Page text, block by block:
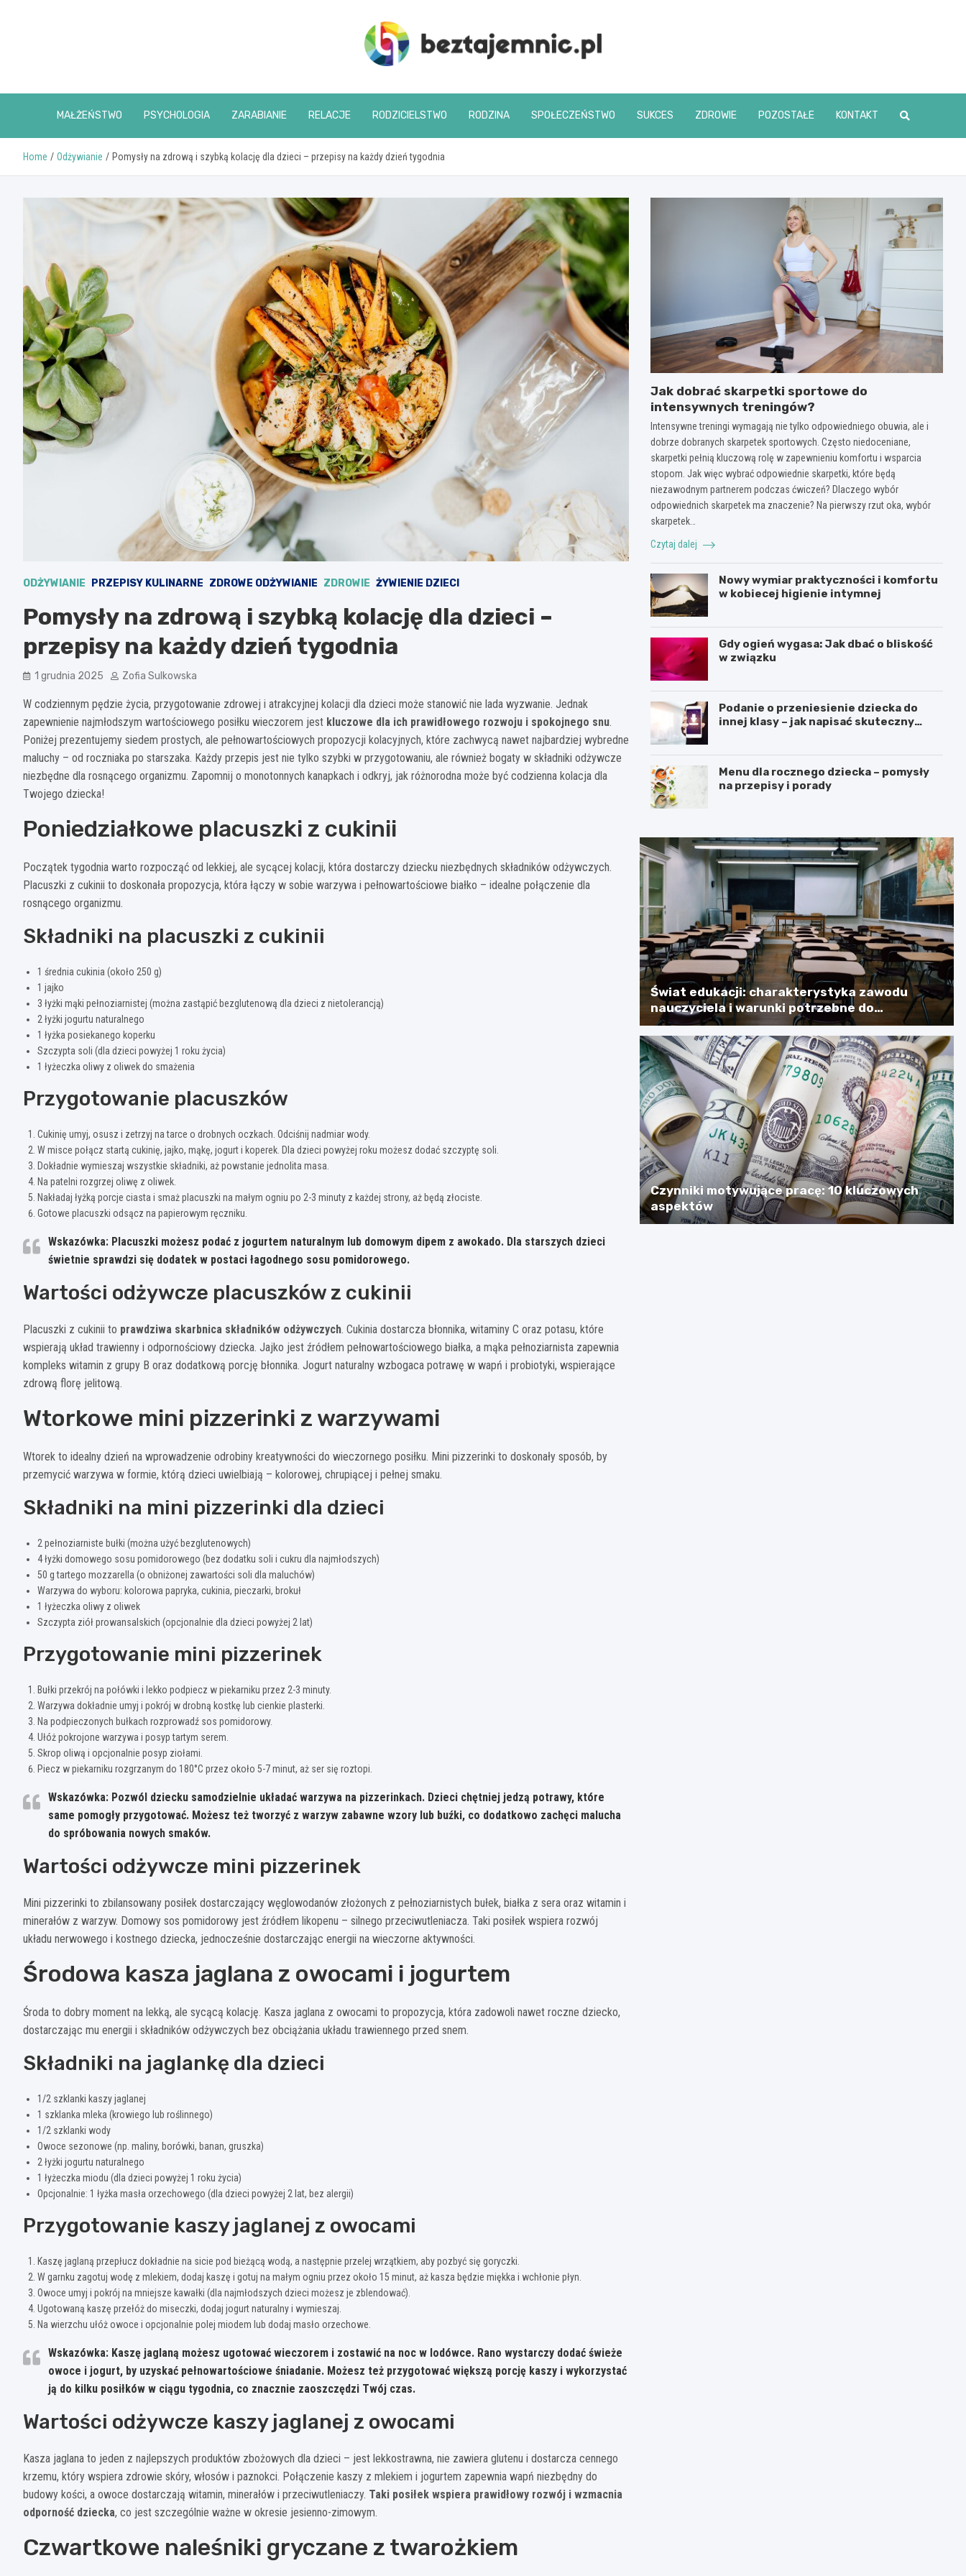
beztajemnic.pl
MAŁŻEŃSTWO PSYCHOLOGIA ZARABIANIE RELACJE RODZICIELSTWO RODZINA SPOŁECZEŃSTWO SUKCES ZDROWIE POZOSTAŁE KONTAKT
Home Odżywianie Pomysły na zdrową i szybką kolację dla dzieci – przepisy na każdy dzień tygodnia
ODŻYWIANIE PRZEPISY KULINARNE ZDROWE ODŻYWIANIE ZDROWIE ŻYWIENIE DZIECI
Pomysły na zdrową i szybką kolację dla dzieci –
przepisy na każdy dzień tygodnia
1 grudnia 2025 Zofia Sulkowska
W codziennym pędzie życia, przygotowanie zdrowej i atrakcyjnej kolacji dla dzieci może stanowić nie lada wyzwanie. Jednak
zapewnienie najmłodszym wartościowego posiłku wieczorem jest kluczowe dla ich prawidłowego rozwoju i spokojnego snu.
Poniżej prezentujemy siedem prostych, ale pełnowartościowych propozycji kolacyjnych, które zachwycą nawet najbardziej wybredne
maluchy – od roczniaka po starszaka. Każdy przepis jest nie tylko szybki w przygotowaniu, ale również bogaty w składniki odżywcze
niezbędne dla rosnącego organizmu. Zapomnij o monotonnych kanapkach i odkryj, jak różnorodna może być codzienna kolacja dla
Twojego dziecka!
Poniedziałkowe placuszki z cukinii
Początek tygodnia warto rozpocząć od lekkiej, ale sycącej kolacji, która dostarczy dziecku niezbędnych składników odżywczych.
Placuszki z cukinii to doskonała propozycja, która łączy w sobie warzywa i pełnowartościowe białko – idealne połączenie dla
rosnącego organizmu.
Składniki na placuszki z cukinii
1 średnia cukinia (około 250 g)
1 jajko
3 łyżki mąki pełnoziarnistej (można zastąpić bezglutenową dla dzieci z nietolerancją)
2 łyżki jogurtu naturalnego
1 łyżka posiekanego koperku
Szczypta soli (dla dzieci powyżej 1 roku życia)
1 łyżeczka oliwy z oliwek do smażenia
Przygotowanie placuszków
Cukinię umyj, osusz i zetrzyj na tarce o drobnych oczkach. Odciśnij nadmiar wody.
W misce połącz startą cukinię, jajko, mąkę, jogurt i koperek. Dla dzieci powyżej roku możesz dodać szczyptę soli.
Dokładnie wymieszaj wszystkie składniki, aż powstanie jednolita masa.
Na patelni rozgrzej oliwę z oliwek.
Nakładaj łyżką porcje ciasta i smaż placuszki na małym ogniu po 2-3 minuty z każdej strony, aż będą złociste.
Gotowe placuszki odsącz na papierowym ręczniku.
Wskazówka: Placuszki możesz podać z jogurtem naturalnym lub domowym dipem z awokado. Dla starszych dzieci
świetnie sprawdzi się dodatek w postaci łagodnego sosu pomidorowego.
Wartości odżywcze placuszków z cukinii
Placuszki z cukinii to prawdziwa skarbnica składników odżywczych. Cukinia dostarcza błonnika, witaminy C oraz potasu, które
wspierają układ trawienny i odpornościowy dziecka. Jajko jest źródłem pełnowartościowego białka, a mąka pełnoziarnista zapewnia
kompleks witamin z grupy B oraz dodatkową porcję błonnika. Jogurt naturalny wzbogaca potrawę w wapń i probiotyki, wspierające
zdrową florę jelitową.
Wtorkowe mini pizzerinki z warzywami
Wtorek to idealny dzień na wprowadzenie odrobiny kreatywności do wieczornego posiłku. Mini pizzerinki to doskonały sposób, by
przemycić warzywa w formie, którą dzieci uwielbiają – kolorowej, chrupiącej i pełnej smaku.
Składniki na mini pizzerinki dla dzieci
2 pełnoziarniste bułki (można użyć bezglutenowych)
4 łyżki domowego sosu pomidorowego (bez dodatku soli i cukru dla najmłodszych)
50 g tartego mozzarella (o obniżonej zawartości soli dla maluchów)
Warzywa do wyboru: kolorowa papryka, cukinia, pieczarki, brokuł
1 łyżeczka oliwy z oliwek
Szczypta ziół prowansalskich (opcjonalnie dla dzieci powyżej 2 lat)
Przygotowanie mini pizzerinek
Bułki przekrój na połówki i lekko podpiecz w piekarniku przez 2-3 minuty.
Warzywa dokładnie umyj i pokrój w drobną kostkę lub cienkie plasterki.
Na podpieczonych bułkach rozprowadź sos pomidorowy.
Ułóż pokrojone warzywa i posyp tartym serem.
Skrop oliwą i opcjonalnie posyp ziołami.
Piecz w piekarniku rozgrzanym do 180°C przez około 5-7 minut, aż ser się roztopi.
Wskazówka: Pozwól dziecku samodzielnie układać warzywa na pizzerinkach. Dzieci chętniej jedzą potrawy, które
same pomogły przygotować. Możesz też tworzyć z warzyw zabawne wzory lub buźki, co dodatkowo zachęci malucha
do spróbowania nowych smaków.
Wartości odżywcze mini pizzerinek
Mini pizzerinki to zbilansowany posiłek dostarczający węglowodanów złożonych z pełnoziarnistych bułek, białka z sera oraz witamin i
minerałów z warzyw. Domowy sos pomidorowy jest źródłem likopenu – silnego przeciwutleniacza. Taki posiłek wspiera rozwój
układu nerwowego i kostnego dziecka, jednocześnie dostarczając energii na wieczorne aktywności.
Środowa kasza jaglana z owocami i jogurtem
Środa to dobry moment na lekką, ale sycącą kolację. Kasza jaglana z owocami to propozycja, która zadowoli nawet roczne dziecko,
dostarczając mu energii i składników odżywczych bez obciążania układu trawiennego przed snem.
Składniki na jaglankę dla dzieci
1/2 szklanki kaszy jaglanej
1 szklanka mleka (krowiego lub roślinnego)
1/2 szklanki wody
Owoce sezonowe (np. maliny, borówki, banan, gruszka)
2 łyżki jogurtu naturalnego
1 łyżeczka miodu (dla dzieci powyżej 1 roku życia)
Opcjonalnie: 1 łyżka masła orzechowego (dla dzieci powyżej 2 lat, bez alergii)
Przygotowanie kaszy jaglanej z owocami
Kaszę jaglaną przepłucz dokładnie na sicie pod bieżącą wodą, a następnie przelej wrzątkiem, aby pozbyć się goryczki.
W garnku zagotuj wodę z mlekiem, dodaj kaszę i gotuj na małym ogniu przez około 15 minut, aż kasza będzie miękka i wchłonie płyn.
Owoce umyj i pokrój na mniejsze kawałki (dla najmłodszych dzieci możesz je zblendować).
Ugotowaną kaszę przełóż do miseczki, dodaj jogurt naturalny i wymieszaj.
Na wierzchu ułóż owoce i opcjonalnie polej miodem lub dodaj masło orzechowe.
Wskazówka: Kaszę jaglaną możesz ugotować wieczorem i zostawić na noc w lodówce. Rano wystarczy dodać świeże
owoce i jogurt, by uzyskać pełnowartościowe śniadanie. Możesz też przygotować większą porcję kaszy i wykorzystać
ją do kilku posiłków w ciągu tygodnia, co znacznie zaoszczędzi Twój czas.
Wartości odżywcze kaszy jaglanej z owocami
Kasza jaglana to jeden z najlepszych produktów zbożowych dla dzieci – jest lekkostrawna, nie zawiera glutenu i dostarcza cennego
krzemu, który wspiera zdrowie skóry, włosów i paznokci. Połączenie kaszy z mlekiem i jogurtem zapewnia wapń niezbędny do
budowy kości, a owoce dostarczają witamin, minerałów i przeciwutleniaczy. Taki posiłek wspiera prawidłowy rozwój i wzmacnia
odporność dziecka, co jest szczególnie ważne w okresie jesienno-zimowym.
Czwartkowe naleśniki gryczane z twarożkiem
Jak dobrać skarpetki sportowe do
intensywnych treningów?
Intensywne treningi wymagają nie tylko odpowiedniego obuwia, ale i
dobrze dobranych skarpetek sportowych. Często niedoceniane,
skarpetki pełnią kluczową rolę w zapewnieniu komfortu i wsparcia
stopom. Jak więc wybrać odpowiednie skarpetki, które będą
niezawodnym partnerem podczas ćwiczeń? Dlaczego wybór
odpowiednich skarpetek ma znaczenie? Na pierwszy rzut oka, wybór
skarpetek…
Czytaj dalej
Nowy wymiar praktyczności i komfortu
w kobiecej higienie intymnej
Gdy ogień wygasa: Jak dbać o bliskość
w związku
Podanie o przeniesienie dziecka do
innej klasy – jak napisać skuteczny
Menu dla rocznego dziecka – pomysły
na przepisy i porady
Świat edukacji: charakterystyka zawodu
nauczyciela i warunki potrzebne do
skutecznego jego wykonywania
Czynniki motywujące pracę: 10 kluczowych
aspektów